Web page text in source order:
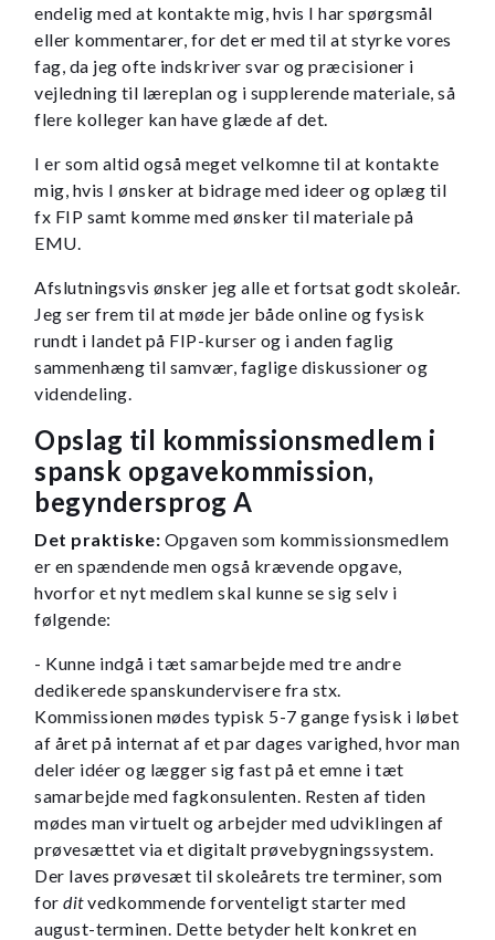
endelig med at kontakte mig, hvis I har spørgsmål
eller kommentarer, for det er med til at styrke vores
fag, da jeg ofte indskriver svar og præcisioner i
vejledning til læreplan og i supplerende materiale, så
flere kolleger kan have glæde af det.
I er som altid også meget velkomne til at kontakte
mig, hvis I ønsker at bidrage med ideer og oplæg til
fx FIP samt komme med ønsker til materiale på
EMU.
Afslutningsvis ønsker jeg alle et fortsat godt skoleår.
Jeg ser frem til at møde jer både online og fysisk
rundt i landet på FIP-kurser og i anden faglig
sammenhæng til samvær, faglige diskussioner og
videndeling.
Opslag til kommissionsmedlem i
spansk opgavekommission,
begyndersprog A
Det praktiske: Opgaven som kommissionsmedlem
er en spændende men også krævende opgave,
hvorfor et nyt medlem skal kunne se sig selv i
følgende:
- Kunne indgå i tæt samarbejde med tre andre
dedikerede spanskundervisere fra stx.
Kommissionen mødes typisk 5-7 gange fysisk i løbet
af året på internat af et par dages varighed, hvor man
deler idéer og lægger sig fast på et emne i tæt
samarbejde med fagkonsulenten. Resten af tiden
mødes man virtuelt og arbejder med udviklingen af
prøvesættet via et digitalt prøvebygningssystem.
Der laves prøvesæt til skoleårets tre terminer, som
for ditvedkommende forventeligt starter med
august-terminen. Dette betyder helt konkret en